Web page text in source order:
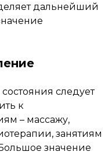
дальнейший
следует
к
– массажу,
занятиям
значение